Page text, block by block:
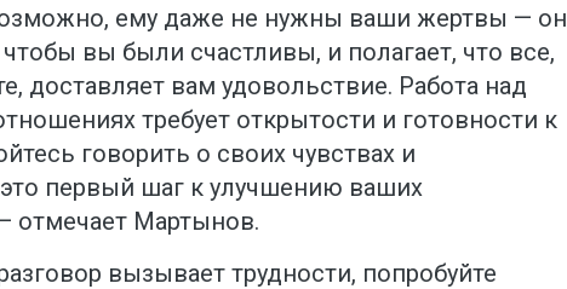
ему даже не нужны ваши жертвы — он
чтобы вы были счастливы, и полагает, что все,
доставляет вам удовольствие. Работа над
требует открытости и готовности к
говорить о своих чувствах и
первый шаг к улучшению ваших
отмечает Мартынов.
вызывает трудности, попробуйте